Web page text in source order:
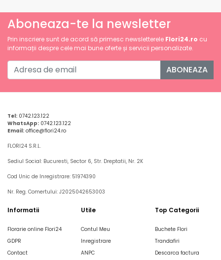
Aboneaza-te la newsletter
Prin inscriere sunt de acord să primesc newsletterele Flori24.ro cu
informații despre cele mai bune oferte și servicii personalizate.
ABONEAZA
Tel: 0742.123.122
WhatsApp: 0742.123.122
Email: office@flori24.ro
FLORI24 S.R.L.
Sediul Social: Bucuresti, Sector 6, Str. Dreptatii, Nr. 2K
Cod Unic de Inregistrare: 51974390
Nr. Reg. Comertului: J2025042653003
Informatii
Florarie online Flori24
GDPR
Contact
Utile
Contul Meu
Inregistrare
ANPC
Top Categorii
Buchete Flori
Trandafiri
Descarca factura